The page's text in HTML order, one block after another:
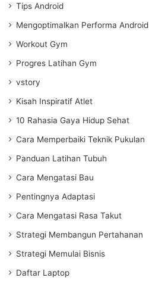
Tips Android
Mengoptimalkan Performa Android
Workout Gym
Progres Latihan Gym
vstory
Kisah Inspiratif Atlet
10 Rahasia Gaya Hidup Sehat
Cara Memperbaiki Teknik Pukulan
Panduan Latihan Tubuh
Cara Mengatasi Bau
Pentingnya Adaptasi
Cara Mengatasi Rasa Takut
Strategi Membangun Pertahanan
Strategi Memulai Bisnis
Daftar Laptop